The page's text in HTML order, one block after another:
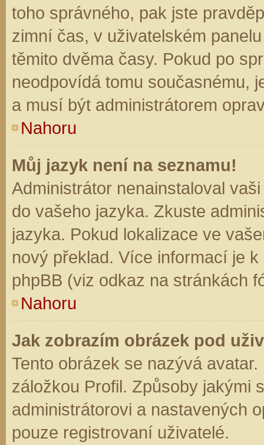
toho správného, pak jste
zimní čas, v uživatelském
těmito dvěma časy. Pokud po
neodpovídá tomu současnému,
a musí být administrátorem
Nahoru
Můj jazyk není na seznamu!
Administrátor nenainstaloval
do vašeho jazyka. Zkuste
jazyka. Pokud lokalizace ve
nový překlad. Více informací je
phpBB (viz odkaz na stránkách
Nahoru
Jak zobrazím obrázek pod
Tento obrázek se nazývá
záložkou Profil. Způsoby jakými
administrátorovi a nastavených
pouze registrovaní uživatelé.